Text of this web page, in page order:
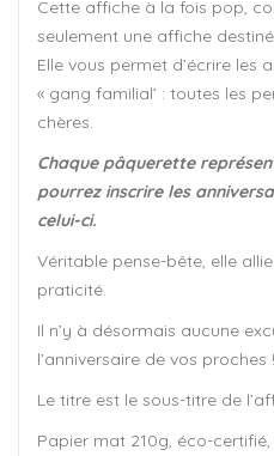
Cette affiche à la fois pop,
seulement une affiche
Elle vous permet d’écrire les
« gang familial’ : toutes les
chères.
Chaque pâquerette
pourrez inscrire les
celui-ci.
Véritable pense-bête, elle
praticité.
Il n’y à désormais aucune
l’anniversaire de vos proches
Le titre est le sous-titre de
Papier mat 210g, éco-